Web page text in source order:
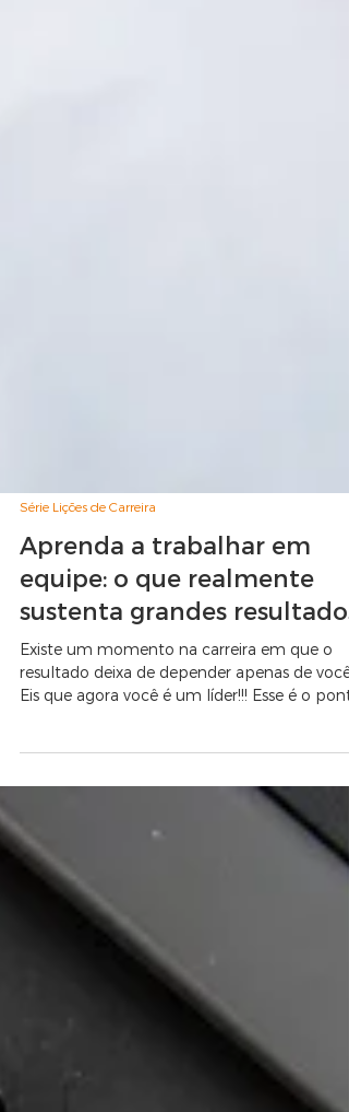
Série Lições de Carreira
Aprenda a trabalhar em
equipe: o que realmente
sustenta grandes resultados
Existe um momento na carreira em que o
resultado deixa de depender apenas de você.
E na engenharia, isso é ainda mais evidente,
pois nenhuma obra relevante é construída
uma única pessoa.